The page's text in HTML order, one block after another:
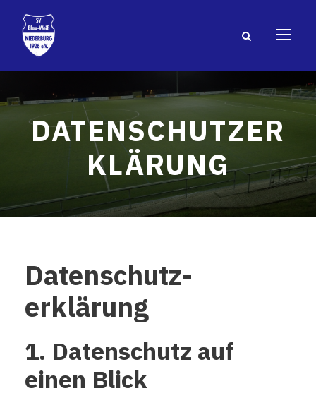
DATENSCHUTZER
KLÄRUNG
Datenschutz­
erklärung
1. Datenschutz auf
einen Blick